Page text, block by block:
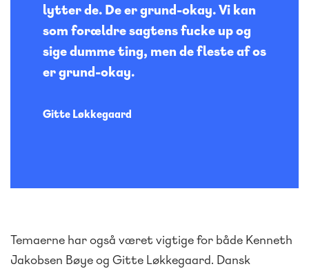
lytter de. De er grund-okay. Vi kan
som forældre sagtens fucke up og
sige dumme ting, men de fleste af os
er grund-okay.
Gitte Løkkegaard
Temaerne har også været vigtige for både Kenneth
Jakobsen Bøye og Gitte Løkkegaard. Dansk